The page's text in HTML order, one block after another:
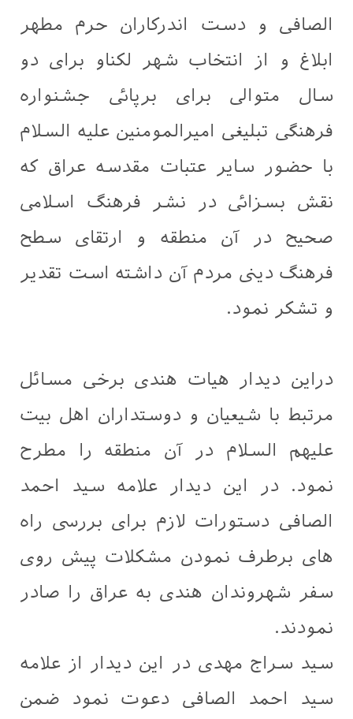
الصافی و دست اندرکاران حرم مطهر
ابلاغ و از انتخاب شهر لکناو برای دو
سال متوالی برای برپائی جشنواره
فرهنگی تبلیغی امیرالمومنین علیه السلام
با حضور سایر عتبات مقدسه عراق که
نقش بسزائی در نشر فرهنگ اسلامی
صحیح در آن منطقه و ارتقای سطح
فرهنگ دینی مردم آن داشته است تقدیر
و تشکر نمود.
دراین دیدار هیات هندی برخی مسائل
مرتبط با شیعیان و دوستداران اهل بیت
علیهم السلام در آن منطقه را مطرح
نمود. در این دیدار علامه سید احمد
الصافی دستورات لازم برای بررسی راه
های برطرف نمودن مشکلات پیش روی
سفر شهروندان هندی به عراق را صادر
نمودند.
سید سراج مهدی در این دیدار از علامه
سید احمد الصافی دعوت نمود ضمن